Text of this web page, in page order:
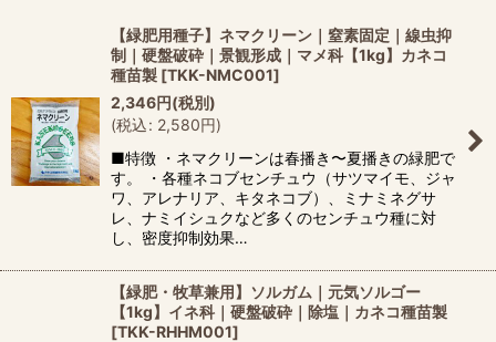
絞り込む
【緑肥用種子】ネマクリーン｜窒素固定｜線虫抑
制｜硬盤破砕｜景観形成｜マメ科【1kg】カネコ
種苗製 [TKK-NMC001]
2,346円(税別)
(税込: 2,580円)
■特徴 ・ネマクリーンは春播き〜夏播きの緑肥で
す。 ・各種ネコブセンチュウ（サツマイモ、ジャ
ワ、アレナリア、キタネコブ）、ミナミネグサ
レ、ナミイシュクなど多くのセンチュウ種に対
し、密度抑制効果…
【緑肥・牧草兼用】ソルガム｜元気ソルゴー
【1kg】イネ科｜硬盤破砕｜除塩｜カネコ種苗製
[TKK-RHHM001]